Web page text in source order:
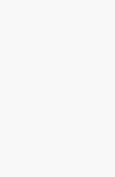
Youtubessa
välilehdessä